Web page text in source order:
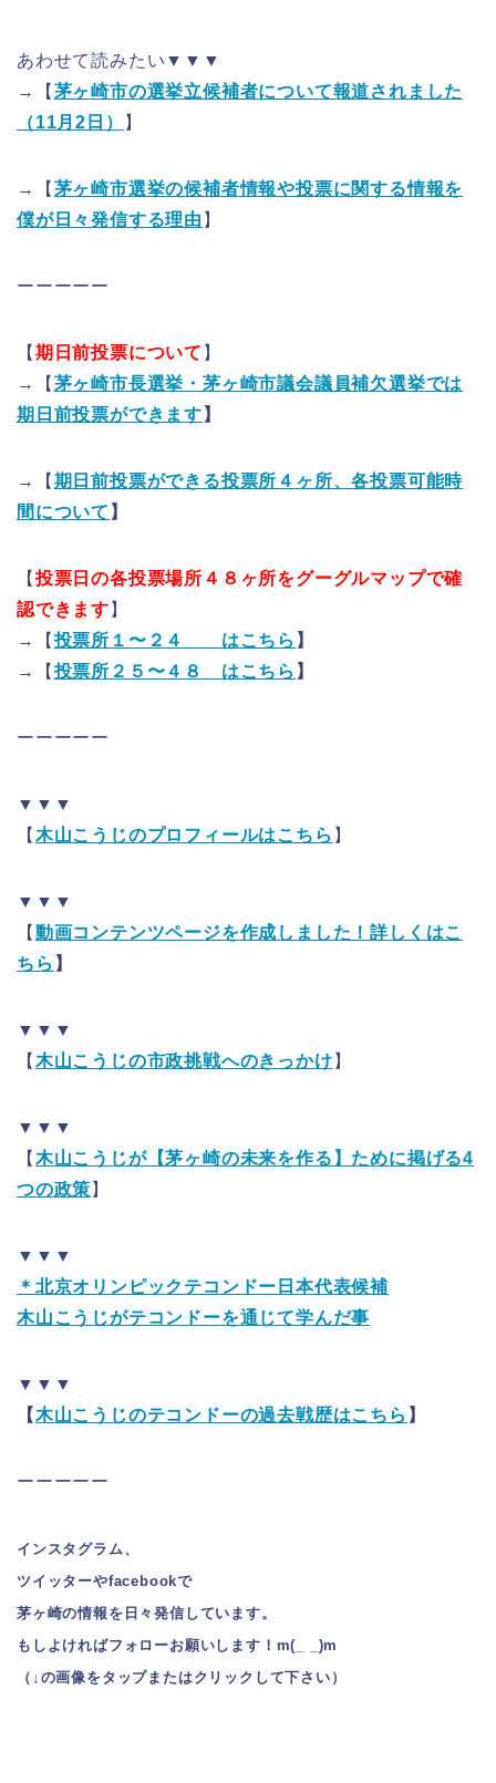
あわせて読みたい▼▼▼
→
【 茅ヶ崎市の選挙立候補者について報道されました
（11月2日）
】
→【 茅ヶ崎市選挙の候補者情報や投票に関する情報を
僕が日々発信する理由 】
ーーーーー
【 期日前投票について 】
→【 茅ヶ崎市長選挙・茅ヶ崎市議会議員補欠選挙では
期日前投票ができます 】
→【 期日前投票ができる投票所４ヶ所、各投票可能時
間について 】
【 投票日の各投票場所４８ヶ所をグーグルマップで確
認できます 】
→【 投票所１〜２４ はこちら 】
→【 投票所２５〜４８ はこちら 】
ーーーーー
▼▼▼
【 木山こうじのプロフィールはこちら 】
▼▼▼
【 動画コンテンツページを作成しました！詳しくはこ
ちら 】
▼▼▼
【 木山こうじの市政挑戦へのきっかけ 】
▼▼▼
【 木山こうじが【茅ヶ崎の未来を作る】ために掲げる4
つの政策 】
▼▼▼
＊北京オリンピックテコンドー日本代表候補
木山こうじがテコンドーを通じて学んだ事
▼▼▼
【木山こうじのテコンドーの過去戦歴はこちら 】
ーーーーー
インスタグラム、
ツイッターやfacebookで
茅ヶ崎の情報を日々発信しています。
もしよければフォローお願いします！m(_ _)m
（↓の画像をタップまたはクリックして下さい）